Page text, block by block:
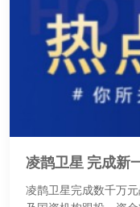
凌鹊卫星完成数千万